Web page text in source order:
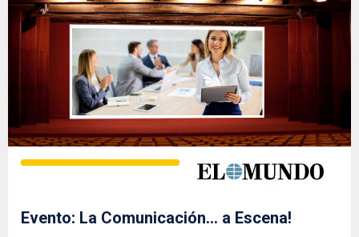
Evento: La Comunicación… a Escena!